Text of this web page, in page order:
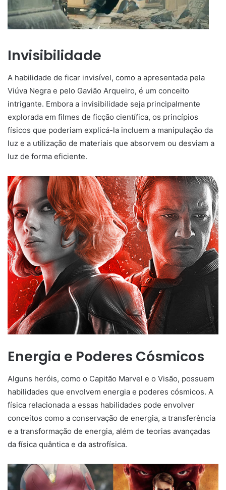
Invisibilidade
A habilidade de ficar invisível, como a apresentada pela
Viúva Negra e pelo Gavião Arqueiro, é um conceito
intrigante. Embora a invisibilidade seja principalmente
explorada em filmes de ficção científica, os princípios
físicos que poderiam explicá-la incluem a manipulação da
luz e a utilização de materiais que absorvem ou desviam a
luz de forma eficiente.
Energia e Poderes Cósmicos
Alguns heróis, como o Capitão Marvel e o Visão, possuem
habilidades que envolvem energia e poderes cósmicos. A
física relacionada a essas habilidades pode envolver
conceitos como a conservação de energia, a transferência
e a transformação de energia, além de teorias avançadas
da física quântica e da astrofísica.